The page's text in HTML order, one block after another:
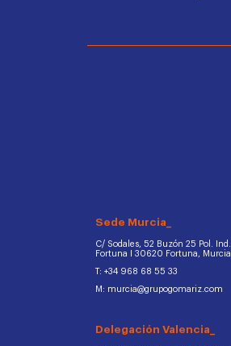
Sede Murcia_
C/ Sodales, 52 Buzón 25 Pol. Ind.
Fortuna I 30620 Fortuna, Murcia
T: +34 968 68 55 33
M: murcia@grupogomariz.com
Delegación Valencia_